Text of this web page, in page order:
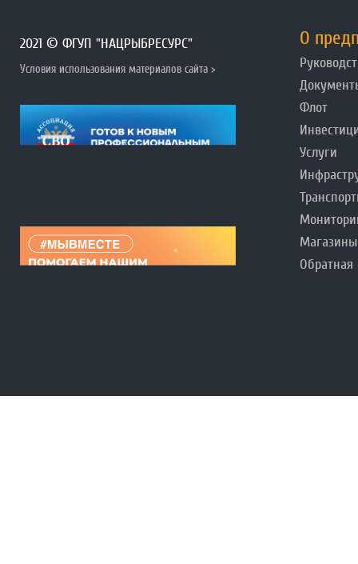
2021 © ФГУП "НАЦРЫБРЕСУРС"
Условия использования материалов сайта >
О
Флот
Услуги
Магазины
Обратная